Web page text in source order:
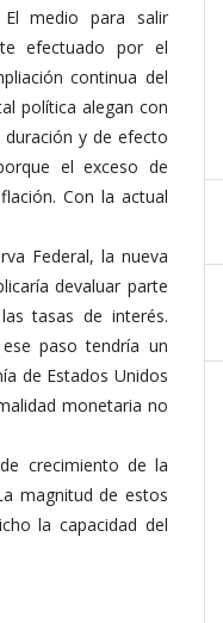
medio para salir
efectuado por el
continua del
política alegan con
y de efecto
el exceso de
Con la actual
Federal, la nueva
devaluar parte
tasas de interés.
paso tendría un
de Estados Unidos
monetaria no
crecimiento de la
magnitud de estos
la capacidad del